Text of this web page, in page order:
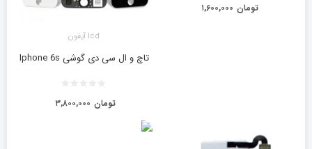
۱,۶۰۰,۰۰۰ تومان
lcd آیفون
تاچ و ال سی دی گوشی Iphone 6s
۳,۸۰۰,۰۰۰ تومان